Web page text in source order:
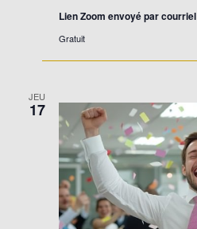
Lien Zoom envoyé par courriel
Gratuit
JEU
17